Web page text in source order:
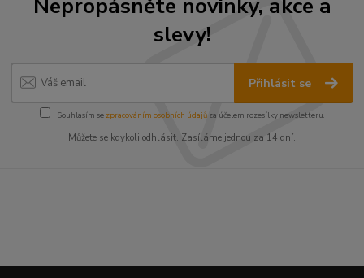
slevy!
Přihlásit se
Souhlasím se zpracováním osobních údajůza účelem rozesílky newsletteru.
Můžete se kdykoli odhlásit. Zasíláme jednou za 14 dní.